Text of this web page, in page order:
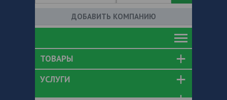
ДОБАВИТЬ КОМПАНИЮ
ТОВАРЫ
УСЛУГИ